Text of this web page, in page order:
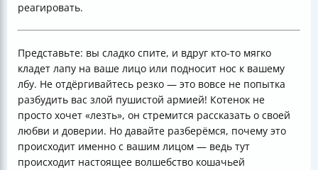
реагировать.
Представьте: вы сладко спите, и вдруг кто-то мягко
кладет лапу на ваше лицо или подносит нос к вашему
лбу. Не отдёргивайтесь резко — это вовсе не попытка
разбудить вас злой пушистой армией! Котенок не
просто хочет «лезть», он стремится рассказать о своей
любви и доверии. Но давайте разберёмся, почему это
происходит именно с вашим лицом — ведь тут
происходит настоящее волшебство кошачьей